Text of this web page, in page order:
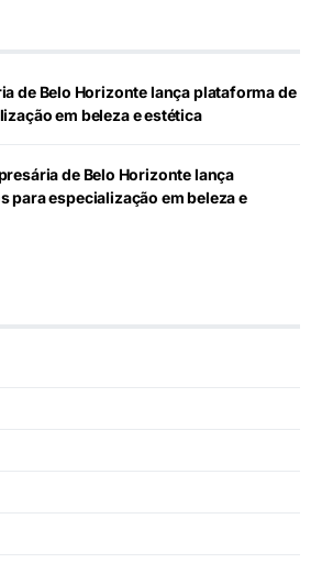
de Belo Horizonte lança plataforma de
em beleza e estética
de Belo Horizonte lança
para especialização em beleza e